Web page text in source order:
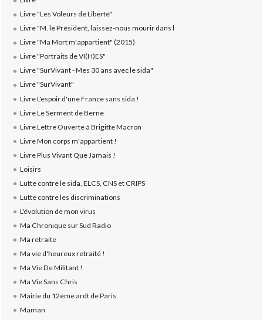
Livre "Les Voleurs de Liberté"
Livre "M. le Président, laissez-nous mourir dans l
Livre "Ma Mort m'appartient" (2015)
Livre "Portraits de VI(H)ES"
Livre "SurVivant - Mes 30 ans avec le sida"
Livre "SurVivant"
Livre L'espoir d'une France sans sida !
Livre Le Serment de Berne
Livre Lettre Ouverte à Brigitte Macron
Livre Mon corps m'appartient !
Livre Plus Vivant Que Jamais !
Loisirs
Lutte contre le sida, ELCS, CNS et CRIPS
Lutte contre les discriminations
L'évolution de mon virus
Ma Chronique sur Sud Radio
Ma retraite
Ma vie d'heureux retraité !
Ma Vie De Militant !
Ma Vie Sans Chris
Mairie du 12ème ardt de Paris
Maman